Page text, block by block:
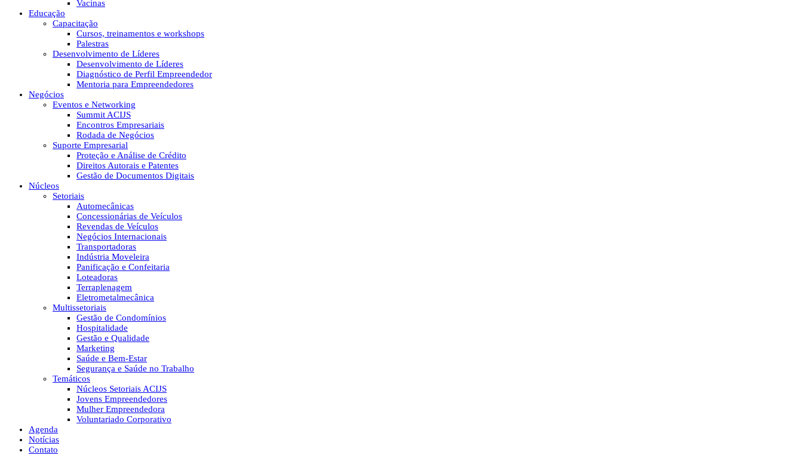
Vacinas
Educação
Capacitação
Cursos, treinamentos e workshops
Palestras
Desenvolvimento de Líderes
Desenvolvimento de Líderes
Diagnóstico de Perfil Empreendedor
Mentoria para Empreendedores
Negócios
Eventos e Networking
Summit ACIJS
Encontros Empresariais
Rodada de Negócios
Suporte Empresarial
Proteção e Análise de Crédito
Direitos Autorais e Patentes
Gestão de Documentos Digitais
Núcleos
Setoriais
Automecânicas
Concessionárias de Veículos
Revendas de Veículos
Negócios Internacionais
Transportadoras
Indústria Moveleira
Panificação e Confeitaria
Loteadoras
Terraplenagem
Eletrometalmecânica
Multissetoriais
Gestão de Condomínios
Hospitalidade
Gestão e Qualidade
Marketing
Saúde e Bem-Estar
Segurança e Saúde no Trabalho
Temáticos
Núcleos Setoriais ACIJS
Jovens Empreendedores
Mulher Empreendedora
Voluntariado Corporativo
Agenda
Notícias
Contato